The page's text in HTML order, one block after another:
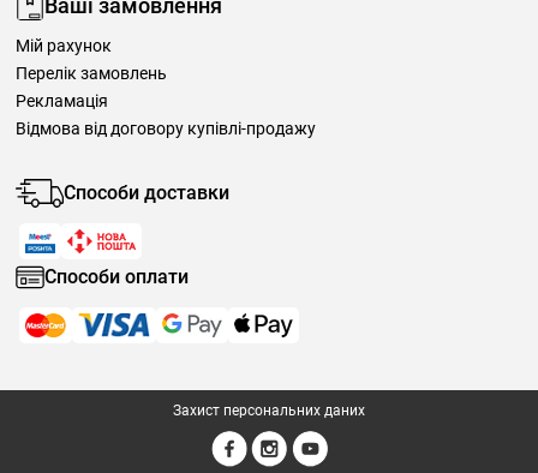
Ваші замовлення
Мій рахунок
Перелік замовлень
Рекламація
Відмова від договору купівлі-продажу
Способи доставки
Способи оплати
Захист персональних даних